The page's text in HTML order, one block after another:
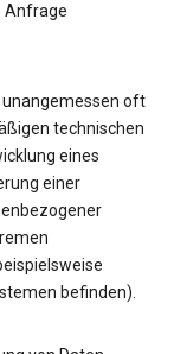
Anfrage
unangemessen oft
technischen
eines
einer
befinden).